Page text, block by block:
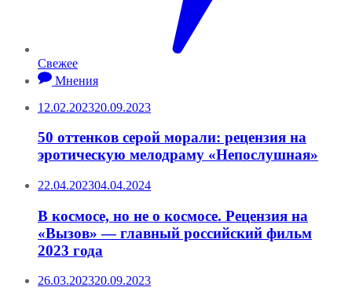
Свежее
Мнения
12.02.202320.09.2023
50 оттенков серой морали: рецензия на
эротическую мелодраму «Непослушная»
22.04.202304.04.2024
В космосе, но не о космосе. Рецензия на
«Вызов» — главный российский фильм
2023 года
26.03.202320.09.2023